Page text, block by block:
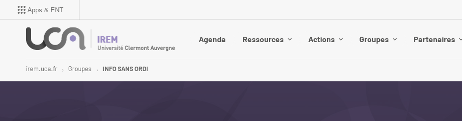
Apps & ENT
Agenda Ressources Actions Groupes Partenaires
irem.uca.fr Groupes INFO SANS ORDI